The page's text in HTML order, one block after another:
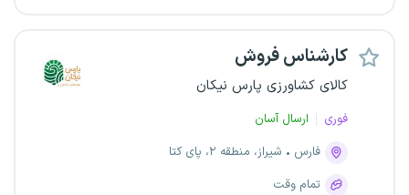
کارشناس فروش
کالای کشاورزی پارس نیکان
فوری
ارسال آسان
فارس
شیراز، منطقه ۲، پای کتا
تمام وقت